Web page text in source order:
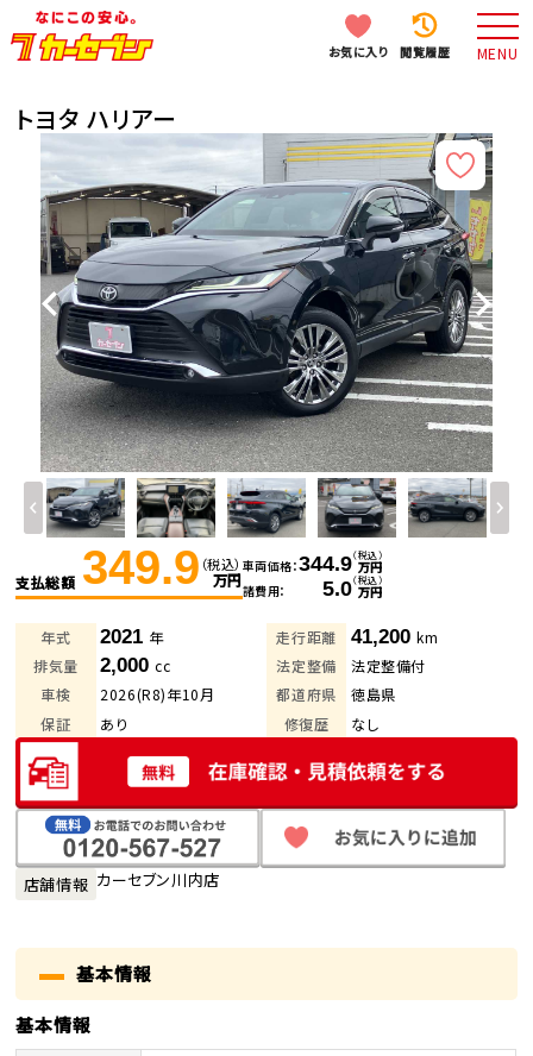
お気に入り 閲覧履歴 MENU
トヨタ ハリアー
支払総額 349.9 （税込）
万円
車両価格 344.9（税込）
万円
諸費用
5.0（税込）
万円
年式 2021 年 走行距離 41,200 km
排気量
2,000cc 法定整備
法定整備付
車検
2026(R8)年10月 都道府県
徳島県
保証
あり 修復歴 なし
店舗情報 カーセブン川内店
基本情報
基本情報